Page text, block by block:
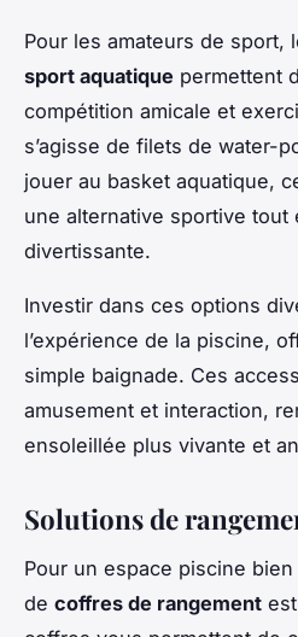
Pour les amateurs de sport,
sport aquatique permettent
compétition amicale et
s’agisse de filets de water-
jouer au basket aquatique,
une alternative sportive tout
divertissante.
Investir dans ces options
l’expérience de la piscine,
simple baignade. Ces
amusement et interaction,
ensoleillée plus vivante et
Solutions de
Pour un espace piscine bien
de coffres de rangement